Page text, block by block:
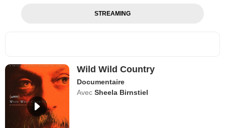
STREAMING
Wild Wild Country
Documentaire
Avec Sheela Birnstiel